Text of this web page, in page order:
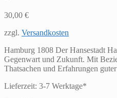
30,00 €
zzgl. Versandkosten
Hamburg 1808 Der Hansestadt
Gegenwart und Zukunft. Mit
Thatsachen und Erfahrungen
Lieferzeit: 3-7 Werktage*